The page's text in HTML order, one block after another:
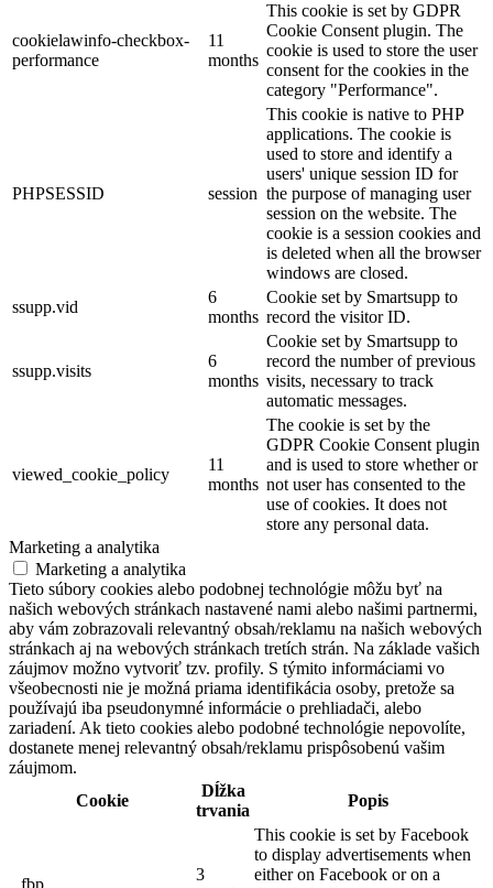
cookielawinfo-checkbox-
performance
11
months
This cookie is set by GDPR
Cookie Consent plugin. The
cookie is used to store the user
consent for the cookies in the
category "Performance".
PHPSESSID session
This cookie is native to PHP
applications. The cookie is
used to store and identify a
users' unique session ID for
the purpose of managing user
session on the website. The
cookie is a session cookies and
is deleted when all the browser
windows are closed.
ssupp.vid
6
months
Cookie set by Smartsupp to
record the visitor ID.
ssupp.visits
6
months
Cookie set by Smartsupp to
record the number of previous
visits, necessary to track
automatic messages.
viewed_cookie_policy
11
months
The cookie is set by the
GDPR Cookie Consent plugin
and is used to store whether or
not user has consented to the
use of cookies. It does not
store any personal data.
Marketing a analytika
Marketing a analytika
Tieto súbory cookies alebo podobnej technológie môžu byť na
našich webových stránkach nastavené nami alebo našimi partnermi,
aby vám zobrazovali relevantný obsah/reklamu na našich webových
stránkach aj na webových stránkach tretích strán. Na základe vašich
záujmov možno vytvoriť tzv. profily. S týmito informáciami vo
všeobecnosti nie je možná priama identifikácia osoby, pretože sa
používajú iba pseudonymné informácie o prehliadači, alebo
zariadení. Ak tieto cookies alebo podobné technológie nepovolíte,
dostanete menej relevantný obsah/reklamu prispôsobenú vašim
záujmom.
Cookie
Dĺžka
trvania
Popis
3
This cookie is set by Facebook
to display advertisements when
either on Facebook or on a